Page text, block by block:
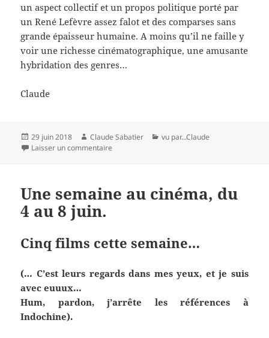
un aspect collectif et un propos politique porté par
un René Lefèvre assez falot et des comparses sans
grande épaisseur humaine. A moins qu’il ne faille y
voir une richesse cinématographique, une amusante
hybridation des genres…
Claude
Publié
le
29 juin 2018 Auteur
Claude Sabatier Catégories
vu par...Claude
Laisser un commentaire
Une semaine au cinéma, du
4 au 8 juin.
Cinq films cette semaine…
(… C’est leurs regards dans mes yeux, et je suis
avec euuux…
Hum, pardon, j’arrête les références à
Indochine).